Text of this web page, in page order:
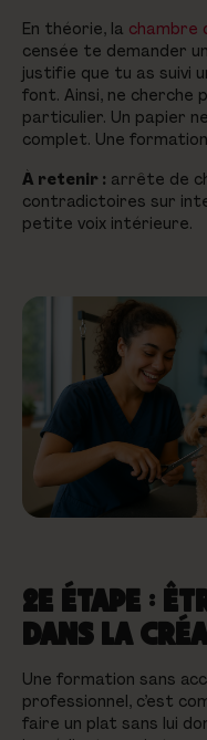
En théorie, la chambre
censée te demander un
justifie que tu as suivi
font. Ainsi, ne cherche
particulier. Un papier
complet. Une
À retenir : arrête de
contradictoires sur
petite voix intérieure.
2E ÉTAPE :
DANS LA
Une formation sans
professionnel, c’est
faire un plat sans lui